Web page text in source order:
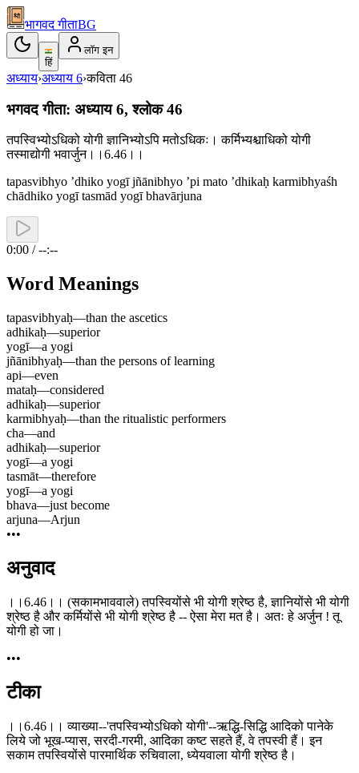
भागवद गीताBG
हिं
लॉग इन
अध्याय›अध्याय 6›कविता 46
भगवद गीता: अध्याय 6, श्लोक 46
तपस्विभ्योऽधिको योगी ज्ञानिभ्योऽपि मतोऽधिकः। कर्मिभ्यश्चाधिको योगी
तस्माद्योगी भवार्जुन।।6.46।।
tapasvibhyo ’dhiko yogī jñānibhyo ’pi mato ’dhikaḥ karmibhyaśh
chādhiko yogī tasmād yogī bhavārjuna
0:00 / --:--
Word Meanings
tapasvibhyaḥ—than the ascetics
adhikaḥ—superior
yogī—a yogi
jñānibhyaḥ—than the persons of learning
api—even
mataḥ—considered
adhikaḥ—superior
karmibhyaḥ—than the ritualistic performers
cha—and
adhikaḥ—superior
yogī—a yogi
tasmāt—therefore
yogī—a yogi
bhava—just become
arjuna—Arjun
•••
अनुवाद
।।6.46।। (सकामभाववाले) तपस्वियोंसे भी योगी श्रेष्ठ है, ज्ञानियोंसे भी योगी
श्रेष्ठ है और कर्मियोंसे भी योगी श्रेष्ठ है -- ऐसा मेरा मत है। अतः हे अर्जुन ! तू
योगी हो जा।
•••
टीका
।।6.46।। व्याख्या--'तपस्विभ्योऽधिको योगी'--ऋद्धि-सिद्धि आदिको पानेके
लिये जो भूख-प्यास, सरदी-गरमी, आदिका कष्ट सहते हैं, वे तपस्वी हैं। इन
सकाम तपस्वियोंसे पारमार्थिक रुचिवाला, ध्येयवाला योगी श्रेष्ठ है।